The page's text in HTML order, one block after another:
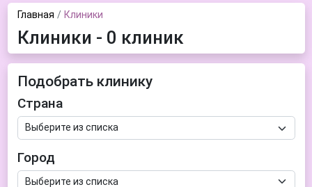
Главная Клиники
Клиники - 0 клиник
Подобрать клинику
Страна
Город